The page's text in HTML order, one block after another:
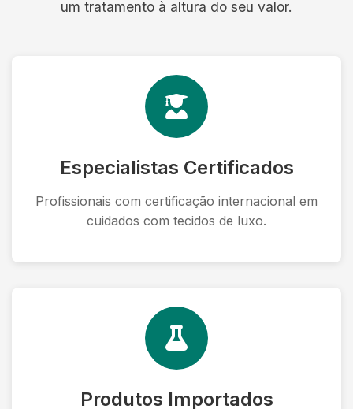
um tratamento à altura do seu valor.
Especialistas Certificados
Profissionais com certificação internacional em
cuidados com tecidos de luxo.
Produtos Importados